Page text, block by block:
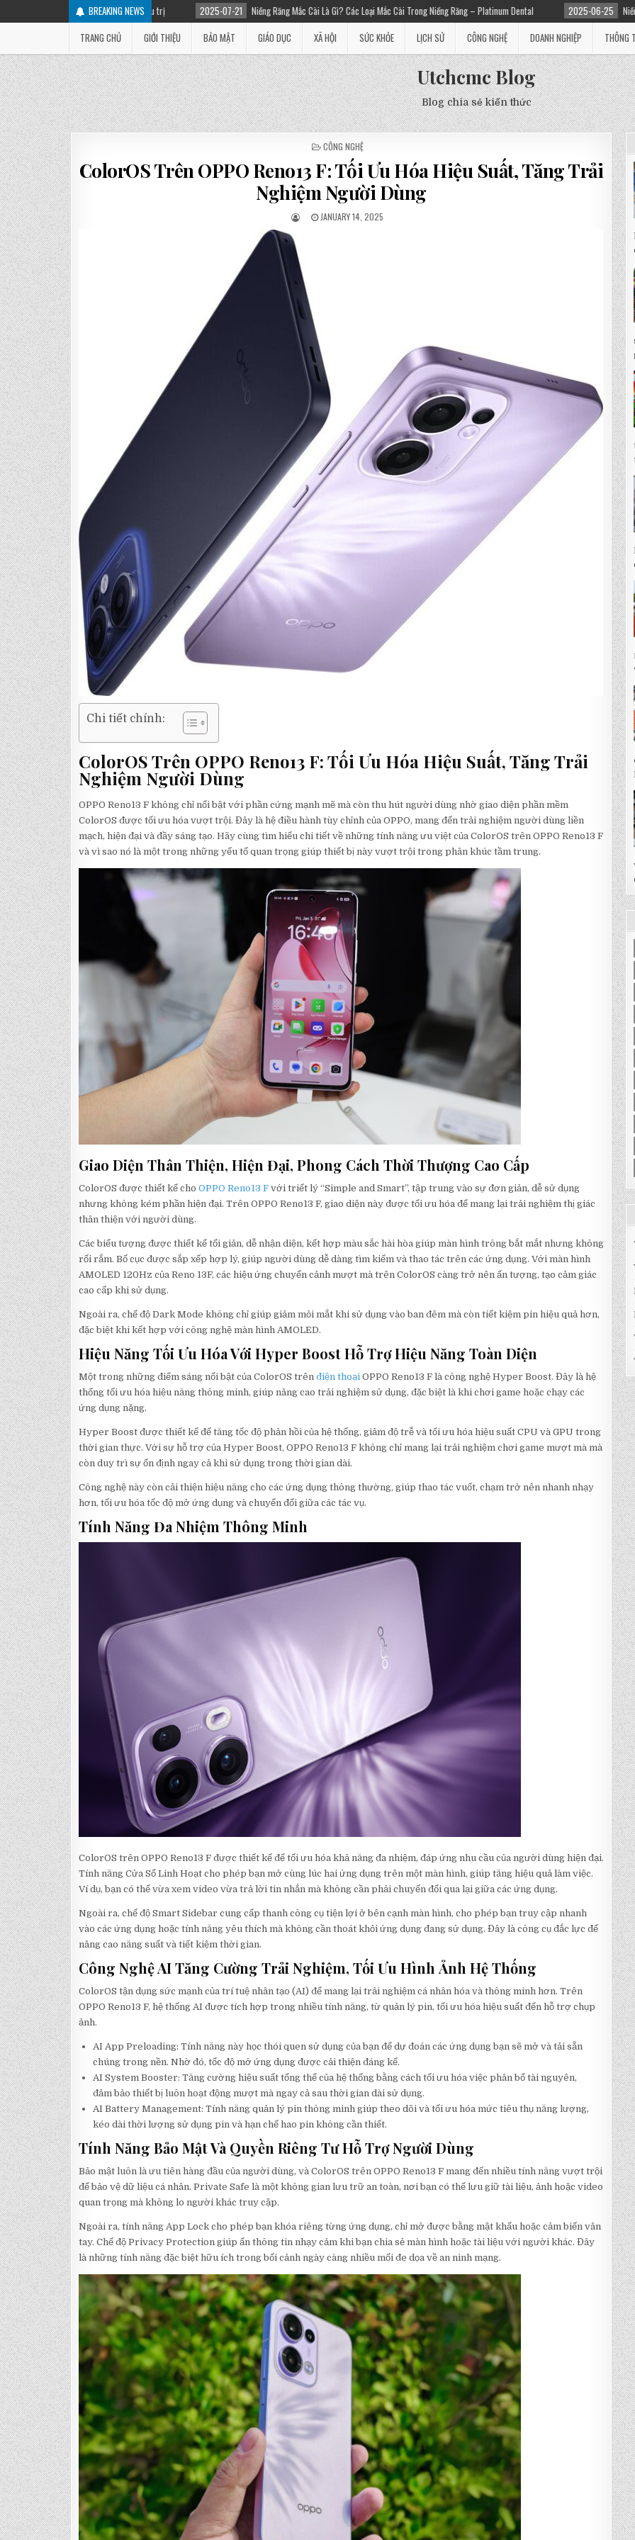
BREAKING NEWS
2025-07-21 Niềng Răng Mắc Cài Là Gì? Các Loại Mắc Cài Trong Niềng Răng – Platinum Dental 2025-06-25 Niềng răng giá bao nhiêu? Chi
TRANG CHỦ
GIỚI THIỆU BẢO MẬT GIÁO DỤC XÃ HỘI SỨC KHỎE LỊCH SỬ CÔNG NGHỆ DOANH NGHIỆP THÔNG
Utchcmc Blog
Blog chia sẻ kiến thức
POSTED
CÔNG NGHỆ
ColorOS Trên OPPO Reno13 F: Tối Ưu Hóa Hiệu Suất, Tăng Trải
Nghiệm Người Dùng
JANUARY 14, 2025
Chi tiết chính:
ColorOS Trên OPPO Reno13 F: Tối Ưu Hóa Hiệu Suất, Tăng Trải
Nghiệm Người Dùng
OPPO Reno13 F không chỉ nổi bật với phần cứng mạnh mẽ mà còn thu hút người dùng nhờ giao diện phần mềm
ColorOS được tối ưu hóa vượt trội. Đây là hệ điều hành tùy chỉnh của OPPO, mang đến trải nghiệm người dùng liền
mạch, hiện đại và đầy sáng tạo. Hãy cùng tìm hiểu chi tiết về những tính năng ưu việt của ColorOS trên OPPO Reno13 F
và vì sao nó là một trong những yếu tố quan trọng giúp thiết bị này vượt trội trong phân khúc tầm trung.
Giao Diện Thân Thiện, Hiện Đại, Phong Cách Thời Thượng Cao Cấp
ColorOS được thiết kế cho OPPO Reno13 Fvới triết lý “Simple and Smart”, tập trung vào sự đơn giản, dễ sử dụng
nhưng không kém phần hiện đại. Trên OPPO Reno13 F, giao diện này được tối ưu hóa để mang lại trải nghiệm thị giác
thân thiện với người dùng.
Các biểu tượng được thiết kế tối giản, dễ nhận diện, kết hợp màu sắc hài hòa giúp màn hình trông bắt mắt nhưng không
rối rắm. Bố cục được sắp xếp hợp lý, giúp người dùng dễ dàng tìm kiếm và thao tác trên các ứng dụng. Với màn hình
AMOLED 120Hz của Reno 13F, các hiệu ứng chuyển cảnh mượt mà trên ColorOS càng trở nên ấn tượng, tạo cảm giác
cao cấp khi sử dụng.
Ngoài ra, chế độ Dark Mode không chỉ giúp giảm mỏi mắt khi sử dụng vào ban đêm mà còn tiết kiệm pin hiệu quả hơn,
đặc biệt khi kết hợp với công nghệ màn hình AMOLED.
Hiệu Năng Tối Ưu Hóa Với Hyper Boost Hỗ Trợ Hiệu Năng Toàn Diện
Một trong những điểm sáng nổi bật của ColorOS trên điện thoại OPPO Reno13 F là công nghệ Hyper Boost. Đây là hệ
thống tối ưu hóa hiệu năng thông minh, giúp nâng cao trải nghiệm sử dụng, đặc biệt là khi chơi game hoặc chạy các
ứng dụng nặng.
Hyper Boost được thiết kế để tăng tốc độ phản hồi của hệ thống, giảm độ trễ và tối ưu hóa hiệu suất CPU và GPU trong
thời gian thực. Với sự hỗ trợ của Hyper Boost, OPPO Reno13 F không chỉ mang lại trải nghiệm chơi game mượt mà mà
còn duy trì sự ổn định ngay cả khi sử dụng trong thời gian dài.
Công nghệ này còn cải thiện hiệu năng cho các ứng dụng thông thường, giúp thao tác vuốt, chạm trở nên nhanh nhạy
hơn, tối ưu hóa tốc độ mở ứng dụng và chuyển đổi giữa các tác vụ.
Tính Năng Đa Nhiệm Thông Minh
ColorOS trên OPPO Reno13 F được thiết kế để tối ưu hóa khả năng đa nhiệm, đáp ứng nhu cầu của người dùng hiện đại.
Tính năng Cửa Sổ Linh Hoạt cho phép bạn mở cùng lúc hai ứng dụng trên một màn hình, giúp tăng hiệu quả làm việc.
Ví dụ, bạn có thể vừa xem video vừa trả lời tin nhắn mà không cần phải chuyển đổi qua lại giữa các ứng dụng.
Ngoài ra, chế độ Smart Sidebar cung cấp thanh công cụ tiện lợi ở bên cạnh màn hình, cho phép bạn truy cập nhanh
vào các ứng dụng hoặc tính năng yêu thích mà không cần thoát khỏi ứng dụng đang sử dụng. Đây là công cụ đắc lực để
nâng cao năng suất và tiết kiệm thời gian.
Công Nghệ AI Tăng Cường Trải Nghiệm, Tối Ưu Hình Ảnh Hệ Thống
ColorOS tận dụng sức mạnh của trí tuệ nhân tạo (AI) để mang lại trải nghiệm cá nhân hóa và thông minh hơn. Trên
OPPO Reno13 F, hệ thống AI được tích hợp trong nhiều tính năng, từ quản lý pin, tối ưu hóa hiệu suất đến hỗ trợ chụp
ảnh.
AI App Preloading: Tính năng này học thói quen sử dụng của bạn để dự đoán các ứng dụng bạn sẽ mở và tải sẵn
chúng trong nền. Nhờ đó, tốc độ mở ứng dụng được cải thiện đáng kể.
AI System Booster: Tăng cường hiệu suất tổng thể của hệ thống bằng cách tối ưu hóa việc phân bổ tài nguyên,
đảm bảo thiết bị luôn hoạt động mượt mà ngay cả sau thời gian dài sử dụng.
AI Battery Management: Tính năng quản lý pin thông minh giúp theo dõi và tối ưu hóa mức tiêu thụ năng lượng,
kéo dài thời lượng sử dụng pin và hạn chế hao pin không cần thiết.
Tính Năng Bảo Mật Và Quyền Riêng Tư Hỗ Trợ Người Dùng
Bảo mật luôn là ưu tiên hàng đầu của người dùng, và ColorOS trên OPPO Reno13 F mang đến nhiều tính năng vượt trội
để bảo vệ dữ liệu cá nhân. Private Safe là một không gian lưu trữ an toàn, nơi bạn có thể lưu giữ tài liệu, ảnh hoặc video
quan trọng mà không lo người khác truy cập.
Ngoài ra, tính năng App Lock cho phép bạn khóa riêng từng ứng dụng, chỉ mở được bằng mật khẩu hoặc cảm biến vân
tay. Chế độ Privacy Protection giúp ẩn thông tin nhạy cảm khi bạn chia sẻ màn hình hoặc tài liệu với người khác. Đây
là những tính năng đặc biệt hữu ích trong bối cảnh ngày càng nhiều mối đe dọa về an ninh mạng.